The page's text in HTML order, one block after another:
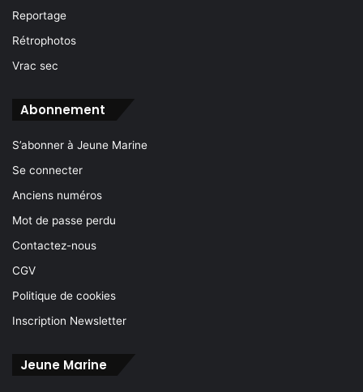
Reportage
Rétrophotos
Vrac sec
Abonnement
S’abonner à Jeune Marine
Se connecter
Anciens numéros
Mot de passe perdu
Contactez-nous
CGV
Politique de cookies
Inscription Newsletter
Jeune Marine